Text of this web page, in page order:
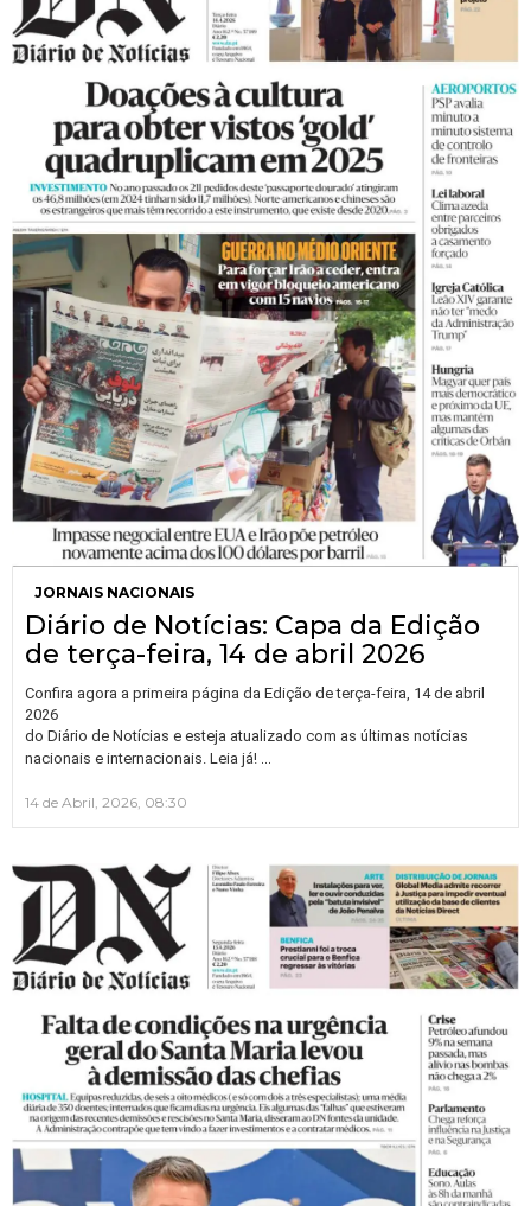
JORNAIS NACIONAIS
Diário de Notícias: Capa da Edição
de terça-feira, 14 de abril 2026
Confira agora a primeira página da Edição de terça-feira, 14 de abril
2026
do Diário de Notícias e esteja atualizado com as últimas notícias
nacionais e internacionais. Leia já!
14 de Abril, 2026, 08:30